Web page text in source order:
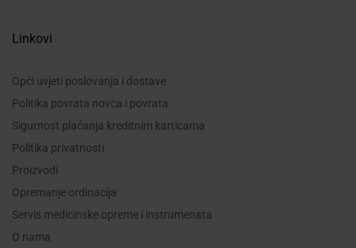
Linkovi
Opći uvjeti poslovanja i dostave
Politika povrata novca i povrata
Sigurnost plaćanja kreditnim karticama
Politika privatnosti
Proizvodi
Opremanje ordinacija
Servis medicinske opreme i instrumenata
O nama